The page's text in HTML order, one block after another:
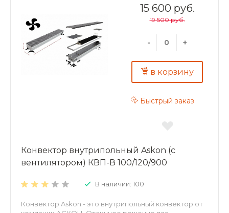
самостоятельного или дополнительного источника
тепла. Преимущества внутрипольных конвекторов
ASKON: экономия энергии и высокая динамика
отопления; повышенная теплоотдача и
экологичность – корпус и декоративная решетка из
алюминия; надежность – теплообменник из
алюминиевого листа толщиной 0,5 мм;
долговечность – труба теплообменника
изготовлена из меди, D15 мм, толщина стенки 1мм.
15 600 руб.
19 500 руб.
- +
в корзину
Быстрый заказ
Конвектор внутрипольный Askon (с
вентилятором) КВП-В 100/120/900
В наличии: 100
Конвектор Askon - это внутрипольный конвектор от